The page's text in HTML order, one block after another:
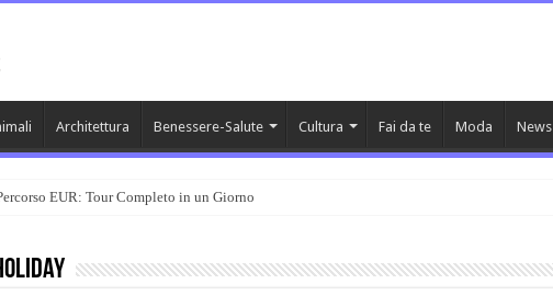
Architettura Benessere-Salute Cultura Fai da te Moda News
EUR: Tour Completo in un Giorno